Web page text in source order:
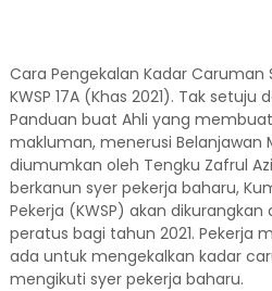
Cara Pengekalan Kadar Caruman
KWSP 17A (Khas 2021). Tak setuju
Panduan buat Ahli yang
makluman, menerusi Belanjawan
diumumkan oleh Tengku Zafrul
berkanun syer pekerja baharu,
Pekerja (KWSP) akan dikurangkan
peratus bagi tahun 2021. Pekerja
ada untuk mengekalkan kadar
mengikuti syer pekerja baharu.